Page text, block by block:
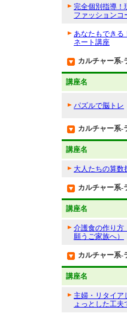
完全個別指導！
ファッションコ
あなたもできる
ネート講座
カルチャー系-
講座名
パズルで脳トレ
カルチャー系-
講座名
大人たちの算数
カルチャー系-
講座名
介護食の作り方
願うご家族へ）
カルチャー系-
講座名
主婦・リタイ
ょっとした工